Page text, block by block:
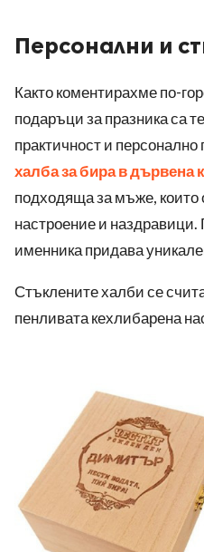
Персонални и
Както коментирахме по-
подаръци за празника са
практичност и персонално
халба за бира в дървена
подходяща за мъже, които
настроение и наздравици.
именника придава
Стъклените халби се
пенливата кехлибарена